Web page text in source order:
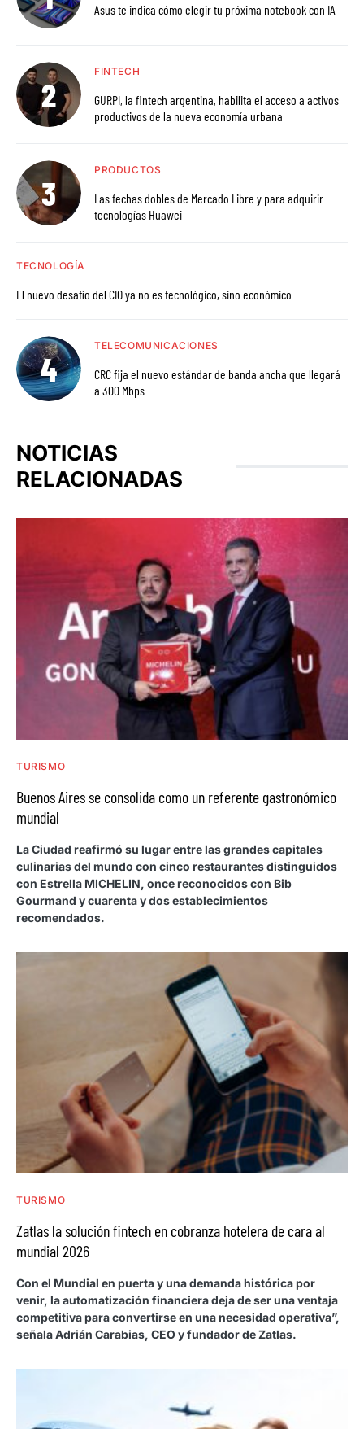
Asus te indica cómo elegir tu próxima notebook con IA
FINTECH
GURPI, la fintech argentina, habilita el acceso a activos
productivos de la nueva economía urbana
PRODUCTOS
Las fechas dobles de Mercado Libre y para adquirir
tecnologías Huawei
TECNOLOGÍA
El nuevo desafío del CIO ya no es tecnológico, sino económico
TELECOMUNICACIONES
CRC fija el nuevo estándar de banda ancha que llegará
a 300 Mbps
NOTICIAS
RELACIONADAS
TURISMO
Buenos Aires se consolida como un referente gastronómico
mundial
La Ciudad reafirmó su lugar entre las grandes capitales
culinarias del mundo con cinco restaurantes distinguidos
con Estrella MICHELIN, once reconocidos con Bib
Gourmand y cuarenta y dos establecimientos
recomendados.
TURISMO
Zatlas la solución fintech en cobranza hotelera de cara al
mundial 2026
Con el Mundial en puerta y una demanda histórica por
venir, la automatización financiera deja de ser una ventaja
competitiva para convertirse en una necesidad operativa”,
señala Adrián Carabias, CEO y fundador de Zatlas.